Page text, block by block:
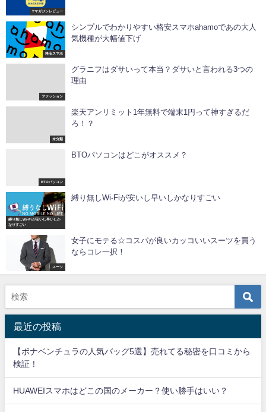
Tマガジンレビュー
格安スマホ
シンプルでわかりやすい格安スマホahamoであの大人
気機種が大幅値下げ
ファッション
グラニフはダサいって本当？ダサいと言われる3つの
理由
未分類
楽天アンリミット1年無料で端末1円って神すぎるだ
ろ！？
BTOパソコン
BTOパソコンはどこがオススメ？
縛り無しWi-Fiが安いし早いしか
なりすごい
縛り無しWi-Fiが安いし早いしかなりすごい
スーツ
女子にモテる☆コスパが良いカッコいいスーツを買う
ならコレ一択！
最近の投稿
【ボナベンチュラの人気バッグ5選】売れてる秘密を口コミから
検証！
HUAWEIスマホはどこの国のメーカー？使い勝手はいい？